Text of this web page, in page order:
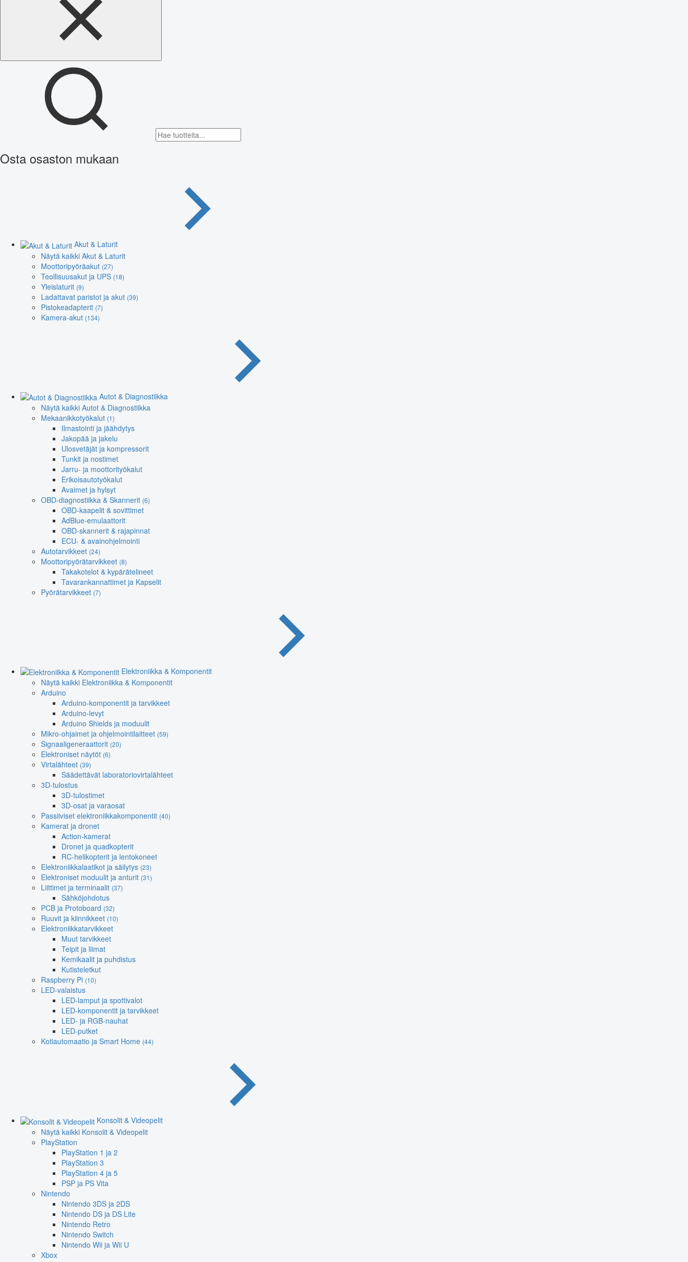
Osta osaston mukaan
Akut & Laturit
Näytä kaikki Akut & Laturit
Moottoripyöräakut (27)
Teollisuusakut ja UPS (18)
Yleislaturit (9)
Ladattavat paristot ja akut (39)
Pistokeadapterit (7)
Kamera-akut (134)
Autot & Diagnostiikka
Näytä kaikki Autot & Diagnostiikka
Mekaanikkotyökalut (1)
Ilmastointi ja jäähdytys
Jakopää ja jakelu
Ulosvetäjät ja kompressorit
Tunkit ja nostimet
Jarru- ja moottorityökalut
Erikoisautotyökalut
Avaimet ja hylsyt
OBD-diagnostiikka & Skannerit (6)
OBD-kaapelit & sovittimet
AdBlue-emulaattorit
OBD-skannerit & rajapinnat
ECU- & avainohjelmointi
Autotarvikkeet (24)
Moottoripyörätarvikkeet (8)
Takakotelot & kypärätelineet
Tavarankannattimet ja Kapselit
Pyörätarvikkeet (7)
Elektroniikka & Komponentit
Näytä kaikki Elektroniikka & Komponentit
Arduino
Arduino-komponentit ja tarvikkeet
Arduino-levyt
Arduino Shields ja moduulit
Mikro-ohjaimet ja ohjelmointilaitteet (59)
Signaaligeneraattorit (20)
Elektroniset näytöt (6)
Virtalähteet (39)
Säädettävät laboratoriovirtalähteet
3D-tulostus
3D-tulostimet
3D-osat ja varaosat
Passiiviset elektroniikkakomponentit (40)
Kamerat ja dronet
Action-kamerat
Dronet ja quadkopterit
RC-helikopterit ja lentokoneet
Elektroniikkalaatikot ja säilytys (23)
Elektroniset moduulit ja anturit (31)
Liittimet ja terminaalit (37)
Sähköjohdotus
PCB ja Protoboard (32)
Ruuvit ja kiinnikkeet (10)
Elektroniikkatarvikkeet
Muut tarvikkeet
Teipit ja liimat
Kemikaalit ja puhdistus
Kutisteletkut
Raspberry Pi (10)
LED-valaistus
LED-lamput ja spottivalot
LED-komponentit ja tarvikkeet
LED- ja RGB-nauhat
LED-putket
Kotiautomaatio ja Smart Home (44)
Konsolit & Videopelit
Näytä kaikki Konsolit & Videopelit
PlayStation
PlayStation 1 ja 2
PlayStation 3
PlayStation 4 ja 5
PSP ja PS Vita
Nintendo
Nintendo 3DS ja 2DS
Nintendo DS ja DS Lite
Nintendo Retro
Nintendo Switch
Nintendo Wii ja Wii U
Xbox